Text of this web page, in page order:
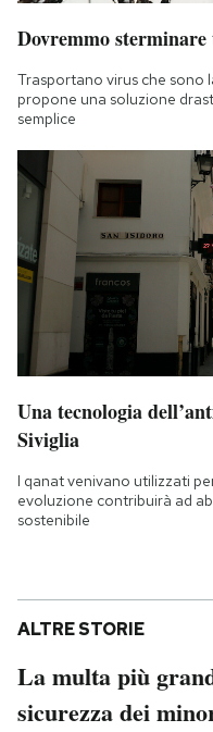
Dovremmo sterminare
Trasportano virus che sono
propone una soluzione
semplice
Una tecnologia
Siviglia
I qanat venivano utilizzati
evoluzione contribuirà ad
sostenibile
ALTRE STORIE
La multa più
sicurezza dei